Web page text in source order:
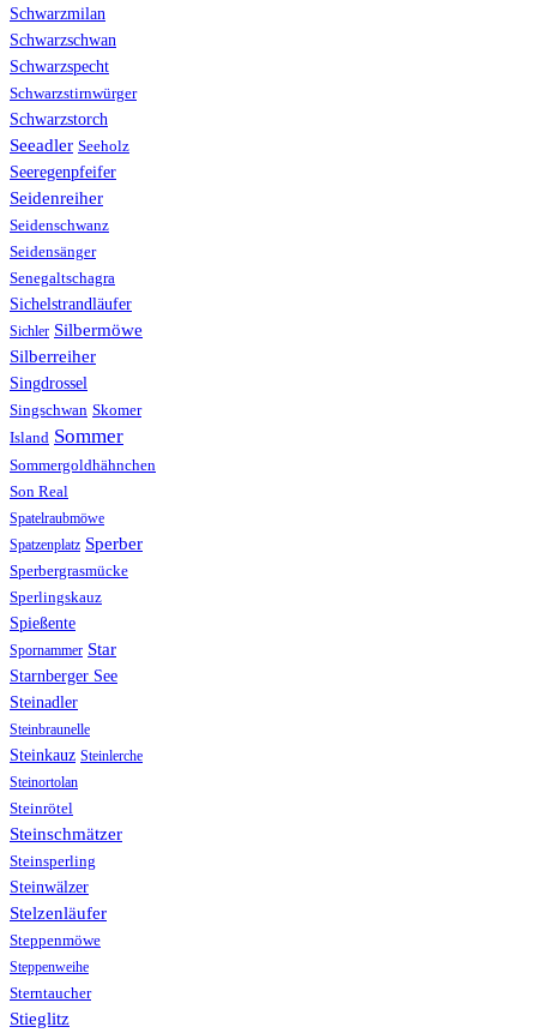
Schwarzmilan
Schwarzschwan
Schwarzspecht
Schwarzstirnwürger
Schwarzstorch
Seeadler Seeholz
Seeregenpfeifer
Seidenreiher
Seidenschwanz
Seidensänger
Senegaltschagra
Sichelstrandläufer
Sichler Silbermöwe
Silberreiher
Singdrossel
Singschwan Skomer
Island Sommer
Sommergoldhähnchen
Son Real
Spatelraubmöwe
Spatzenplatz Sperber
Sperbergrasmücke
Sperlingskauz
Spießente
Spornammer Star
Starnberger See
Steinadler
Steinbraunelle
Steinkauz Steinlerche
Steinortolan
Steinrötel
Steinschmätzer
Steinsperling
Steinwälzer
Stelzenläufer
Steppenmöwe
Steppenweihe
Sterntaucher
Stieglitz